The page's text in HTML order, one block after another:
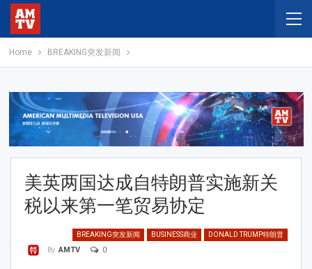
Home BREAKING突发新闻
美英两国达成自特朗普实施新关
税以来第一笔贸易协定
BREAKING突发新闻 BUSINESS商业 DONALD TRUMP特朗普
By AMTV 0